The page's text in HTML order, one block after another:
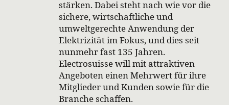
stärken. Dabei steht nach wie vor die
sichere, wirtschaftliche und
umweltgerechte Anwendung der
Elektrizität im Fokus, und dies seit
nunmehr fast 135 Jahren.
Electrosuisse will mit attraktiven
Angeboten einen Mehrwert für ihre
Mitglieder und Kunden sowie für die
Branche schaffen.